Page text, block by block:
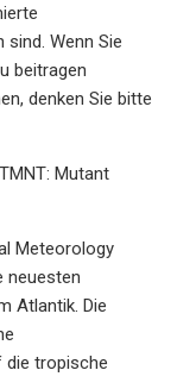
Wenn Sie
beitragen
denken Sie bitte
Mutant
Meteorology
neuesten
Atlantik. Die
die tropische